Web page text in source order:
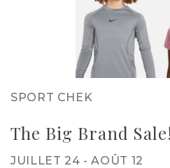
SPORT CHEK
The Big Brand Sale!
JUILLET 24 - AOÛT 12